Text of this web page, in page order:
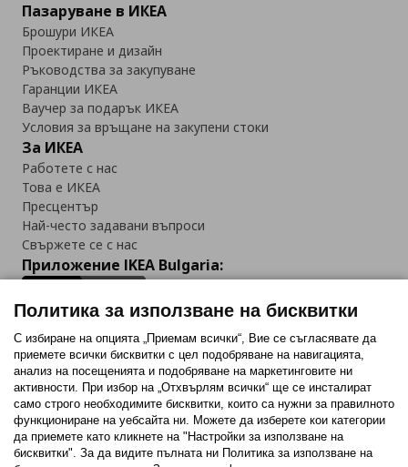
Пазаруване в ИКЕА
Брошури ИКЕА
Проектиране и дизайн
Ръководства за закупуване
Гаранции ИКЕА
Ваучер за подарък ИКЕА
Условия за връщане на закупени стоки
За ИКЕА
Работете с нас
Това е ИКЕА
Пресцентър
Най-често задавани въпроси
Свържете се с нас
Приложение IKEA Bulgaria:
Последвайте ни:
FacebookTwitterYoutubePinterestInstagram
Политика за използване на бисквитки
С избиране на опцията „Приемам всички“, Вие се съгласявате да
приемете всички бисквитки с цел подобряване на навигацията,
анализ на посещенията и подобряване на маркетинговите ни
активности. При избор на „Отхвърлям всички“ ще се инсталират
само строго необходимитe бисквитки, които са нужни за правилното
функциониране на уебсайта ни. Можете да изберете кои категории
да приемете като кликнете на "Настройки за използване на
бисквитки". За да видите пълната ни Политика за използване на